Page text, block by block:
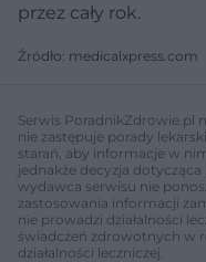
przez cały rok.
Źródło: medicalxpress.com
Serwis PoradnikZdrowie.pl
nie zastępuje porady
starań, aby informacje w
jednakże decyzja dotycząca
wydawca serwisu nie
zastosowania informacji
nie prowadzi działalności
świadczeń zdrowotnych w
działalności leczniczej.